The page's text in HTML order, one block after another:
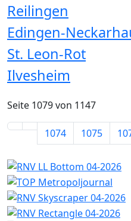
Reilingen
Edingen-
St. Leon-Rot
Ilvesheim
Seite 1079 von 1147
1074 1075